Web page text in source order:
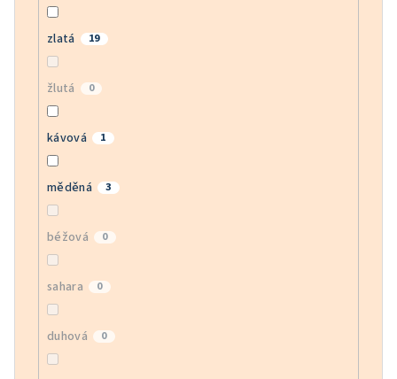
zlatá 19
žlutá 0
kávová 1
měděná 3
béžová 0
sahara 0
duhová 0